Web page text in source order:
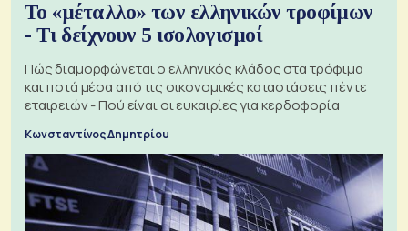
Το «μέταλλο» των ελληνικών τροφίμων
- Τι δείχνουν 5 ισολογισμοί
Πώς διαμορφώνεται ο ελληνικός κλάδος στα τρόφιμα
και ποτά μέσα από τις οικονομικές καταστάσεις πέντε
εταιρειών - Πού είναι οι ευκαιρίες για κερδοφορία
Κωνσταντίνος Δημητρίου